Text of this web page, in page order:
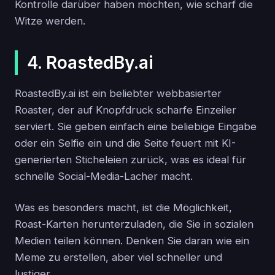
Kontrolle darüber haben möchten, wie scharf die
Witze werden.
4. RoastedBy.ai
RoastedBy.ai ist ein beliebter webbasierter
Roaster, der auf Knopfdruck scharfe Einzeiler
serviert. Sie geben einfach eine beliebige Eingabe
oder ein Selfie ein und die Seite feuert mit KI-
generierten Sticheleien zurück, was es ideal für
schnelle Social-Media-Lacher macht.
Was es besonders macht, ist die Möglichkeit,
Roast-Karten herunterzuladen, die Sie in sozialen
Medien teilen können. Denken Sie daran wie ein
Meme zu erstellen, aber viel schneller und